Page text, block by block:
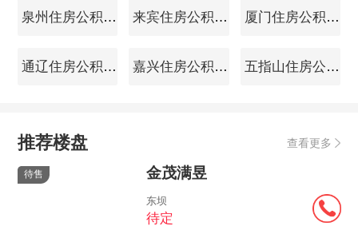
泉州住房公积金查询 来宾住房公积金查询 厦门住房公积金查询
通辽住房公积金查询 嘉兴住房公积金查询 五指山住房公积金查询
推荐楼盘 查看更多
待售 金茂满昱
东坝
待定